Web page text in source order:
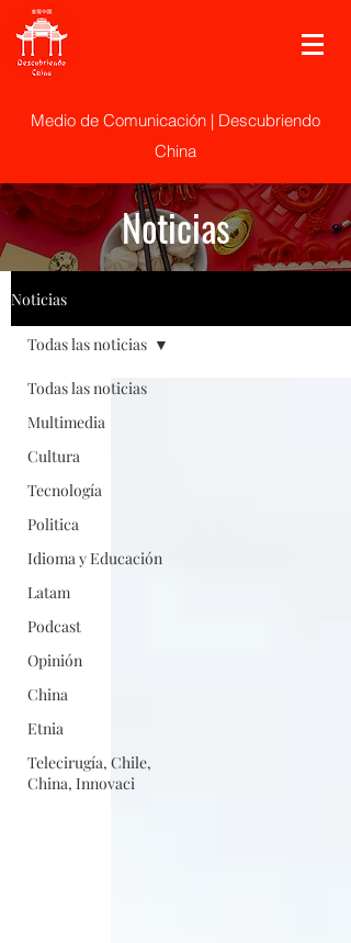
Medio de Comunicación | Descubriendo
China
Noticias
Noticias
Todas las noticias
Multimedia
Cultura
Tecnología
Politica
Idioma y Educación
Latam
Podcast
Opinión
China
Etnia
Telecirugía, Chile,
China, Innovaci
Todas las noticias